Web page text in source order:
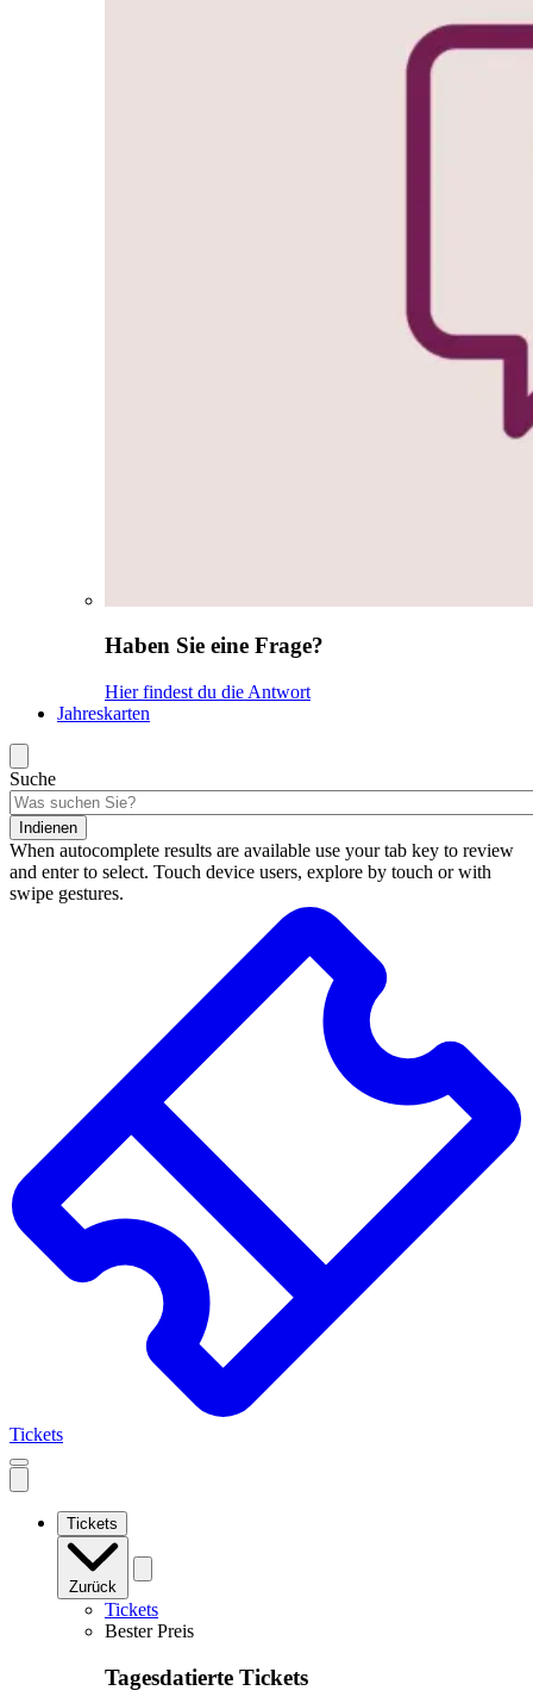
Haben Sie eine Frage?
Hier findest du die Antwort
Jahreskarten
Suche
Indienen
When autocomplete results are available use your tab key to review
and enter to select. Touch device users, explore by touch or with
swipe gestures.
Tickets
Open
mobile
navigation
Tickets
Zurück
Tickets
Bester Preis
Tagesdatierte Tickets